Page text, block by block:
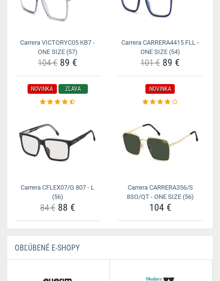
Carrera VICTORYC05 KB7 -
ONE SIZE (57)
104 € 89 €
Carrera CARRERA4415 FLL -
ONE SIZE (54)
101 € 89 €
NOVINKA ZĽAVA
Carrera CFLEX07/G 807 - L
(56)
84 €88 €
NOVINKA
Carrera CARRERA356/S
8SO/QT - ONE SIZE (56)
104 €
OBĽÚBENÉ E-SHOPY